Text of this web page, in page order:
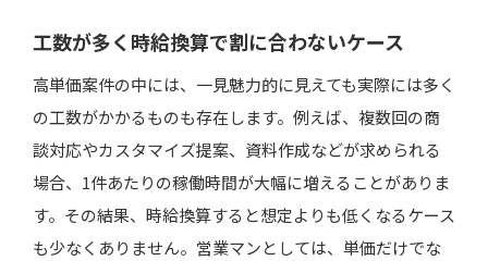
工数が多く時給換算で割に合わないケース
高単価案件の中には、一見魅力的に見えても実際には多く
の工数がかかるものも存在します。例えば、複数回の商
談対応やカスタマイズ提案、資料作成などが求められる
場合、1件あたりの稼働時間が大幅に増えることがありま
す。その結果、時給換算すると想定よりも低くなるケース
も少なくありません。営業マンとしては、単価だけでな